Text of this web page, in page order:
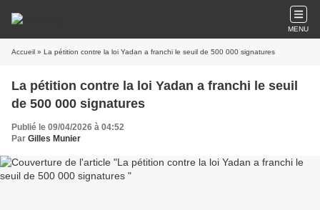
MENU
Accueil » La pétition contre la loi Yadan a franchi le seuil de 500 000 signatures
La pétition contre la loi Yadan a franchi le seuil
de 500 000 signatures
Publié le 09/04/2026 à 04:52
Par Gilles Munier